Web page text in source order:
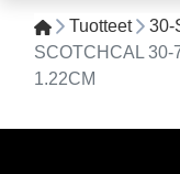
Tuotteet
30-
SCOTCHCAL 30-
1.22CM